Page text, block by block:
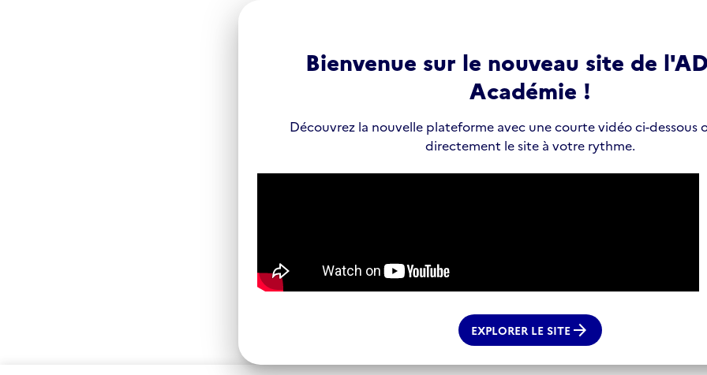
Bienvenue sur le nouveau site de
Académie !
Découvrez la nouvelle plateforme avec une courte vidéo ci-dessous
directement le site à votre rythme.
EXPLORER LE SITE arrow_forward